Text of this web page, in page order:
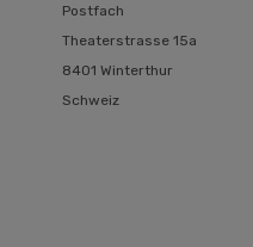
Postfach
Theaterstrasse 15a
8401 Winterthur
Schweiz